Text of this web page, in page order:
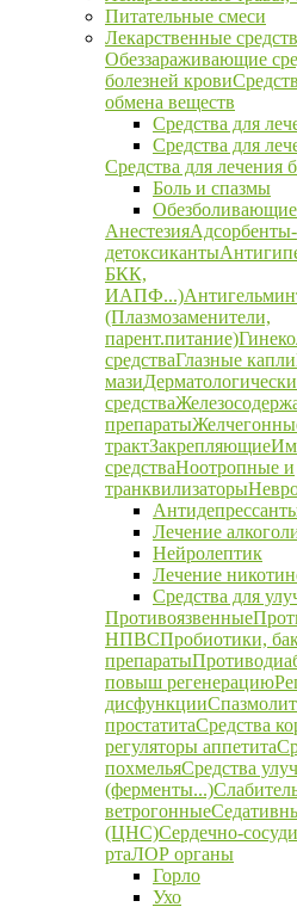
Питательные смеси
Лекарственные
Обеззараживающие
болезней крови
обмена веществ
Средства для
Средства для
Средства для лечения
Боль и спазмы
Обезболивающие
АнестезияАдсорбенты-
детоксиканты
БКК,
ИАПФ...)
(Плазмозаменители,
парент.питание)
средстваГлазные капли
мази
средства
препараты
трактЗакрепляющие
средстваНоотропные и
транквилизаторы
Лечение
Нейролептик
Лечение
Средства для
Противоязвенные
НПВСПробиотики,
препараты
повыш регенерацию
дисфункции
простатитаСредства
регуляторы аппетита
похмельяСредства
(ферменты...)
ветрогонные
(ЦНС)Сердечно-
ртаЛОР органы
Горло
Ухо